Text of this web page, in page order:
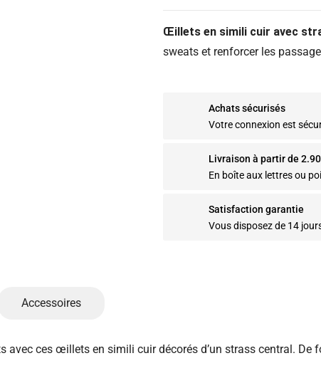
Œillets en simili cuir avec
sweats et renforcer les
Achats sécurisés
Votre connexion est
Livraison à partir de
En boîte aux lettres ou
Satisfaction garantie
Vous disposez de 14
Accessoires
avec ces œillets en simili cuir décorés d’un strass central. De